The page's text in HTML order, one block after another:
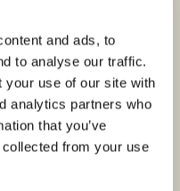
and ads, to
to analyse our traffic.
your use of our site with
analytics partners who
that you’ve
from your use